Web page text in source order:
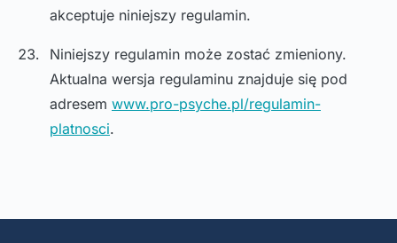
akceptuje niniejszy regulamin.
Niniejszy regulamin może zostać zmieniony.
Aktualna wersja regulaminu znajduje się pod
adresem www.pro-psyche.pl/regulamin-
platnosci.